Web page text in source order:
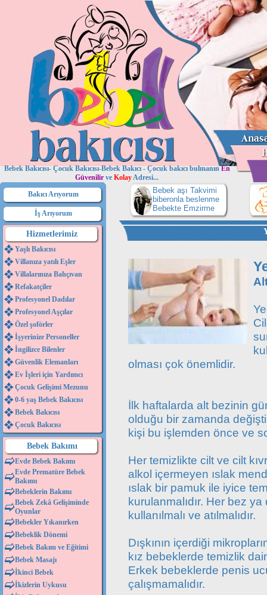
Bebek Bakıcısı- Çocuk Bakıcısı-Bebek Bakıcı - Çocuk bakıcı bulmanınEn
Güvenilir ve KolayAdresi...
Bakıcı Arıyorum
İş Arıyorum
Hizmetlerimiz
Yaşlı Bakıcısı
Villanıza yatılı Eşler
Villalarınıza Bahçıvan
Refakatçiler
Profesyonel Dadılar
Profesyonel Aşçılar
Özel şoförler
İşyerinize Personeller
İngilizce Bilenler
Güvenlik Elemanları
Ev İşleri için Yardımcı
Çocuk Gelişimi Mezunu
0-6 yaş Bebek Bakıcısı
Bebek Bakıcısı
Çocuk Bakıcısı
Bebek Bakımı
Evde Bebek Bakımı
Evde Prematüre Bebek
Bakımı
Bebeklerin Bakımı
Bebek Zekâ Gelişiminde
Oyunlar
Bebekler Yıkanırken
Bebeklik Dönemi
Bebek Bakım ve Eğitimi
Bebek Masajı
İkinci Bebek
İkizlerin Uykusu
Bebek aşı Takvimi
biberonla beslenme
Bebekte Emzirme
olması çok önemlidir.
İlk haftalarda alt bezinin
olduğu bir zamanda
kişi bu işlemden önce ve
Her temizlikte cilt ve cilt
alkol içermeyen ıslak
ıslak bir pamuk ile iyice
kurulanmalıdır. Her bez
kullanılmalı ve atılmalıdır.
Dışkının içerdiği
kız bebeklerde temizlik
Erkek bebeklerde penis
çalışmamalıdır.